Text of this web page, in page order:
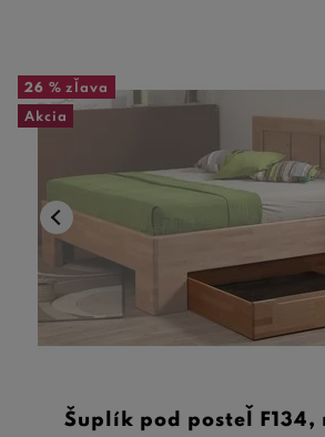
26 % zľava
Akcia
Šuplík pod posteľ F134,